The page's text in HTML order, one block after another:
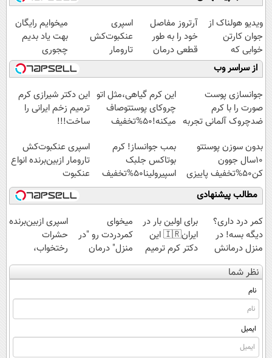
ویدیو هولناک از
جوان کارتن
خوابی که
میلیاردر شد.
آموزش رایگان
آرتروز مفاصل
خود را به طور
قطعی درمان
کنید!
◗پرسش‌نامه◖
اسپری
عنکبوت‌‌کش
تارومار
ازبین‌برنده انواع
عنکبوت
میخوایم رایگان
بهت یاد بدیم
چجوری
پولدارشی! باور
نداری امتحانش
مجانیه
از سراسر وب
جوانسازی پوست
صورت را با کرم
ضدچروک آلمانی تجربه
این کرم گیاهی،مثل اتو
چروکای پوستتوصاف
میکنه!50%تخفیف
این دکتر شیرازی کرم
ترمیم زخم ایرانی را
ساخت!!!
بدون سوزن پوستتو
10سال جوون
کن50%تخفیف پاییزی
بمب جوانساز! کرم
بوتاکس جلبک
اسپیرولینا50%تخفیف
اسپری عنکبوت‌‌کش
تارومار ازبین‌برنده انواع
عنکبوت
مطالب پیشنهادی
کمر درد داری؟
دیگه بسه! در
منزل درمانش
کن
(◀پرسش‌نامه)
برای اولین بار در
ایران🇮🇷 این
دکتر کرم ترمیم
کننده 23 روزه
میخوای
کمردردت رو "در
منزل" درمان
کنی؟ (◂فیلم +
اسپری ازبین‌برنده
حشرات
رختخواب،
مناسب برای
نظر شما
نام
ایمیل